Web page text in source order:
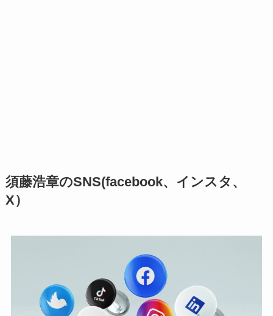
須藤浩章のSNS(facebook、インスタ、
X）